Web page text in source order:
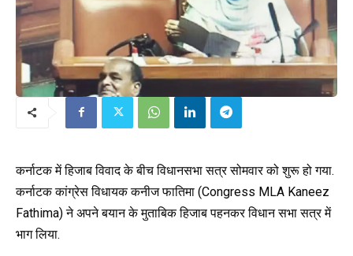
कर्नाटक में हिजाब विवाद के बीच विधानसभा सत्र सोमवार को शुरू हो गया.
कर्नाटक कांग्रेस विधायक कनीज फातिमा (Congress MLA Kaneez
Fathima) ने अपने बयान के मुताबिक हिजाब पहनकर विधान सभा सत्र में
भाग लिया.